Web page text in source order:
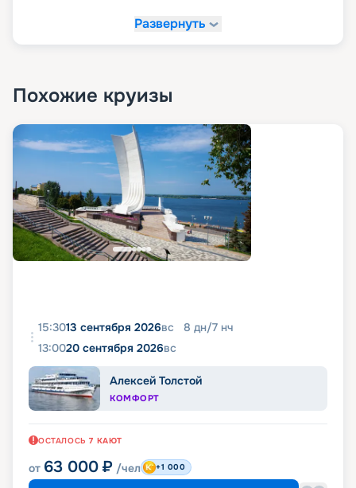
Развернуть
Похожие круизы
15:3013 сентября 2026вс 8 дн/7 нч
13:0020 сентября 2026вс
Алексей Толстой
КОМФОРТ
ОСТАЛОСЬ 7 КАЮТ
от 63 000 ₽ /чел +1 000